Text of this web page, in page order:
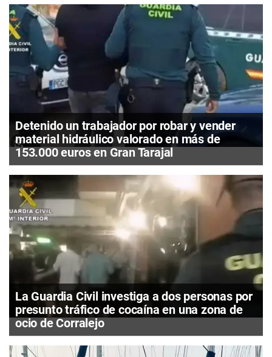
Detenido un trabajador por robar y vender
material hidráulico valorado en más de
153.000 euros en Gran Tarajal
La Guardia Civil investiga a dos personas por
presunto tráfico de cocaína en una zona de
ocio de Corralejo